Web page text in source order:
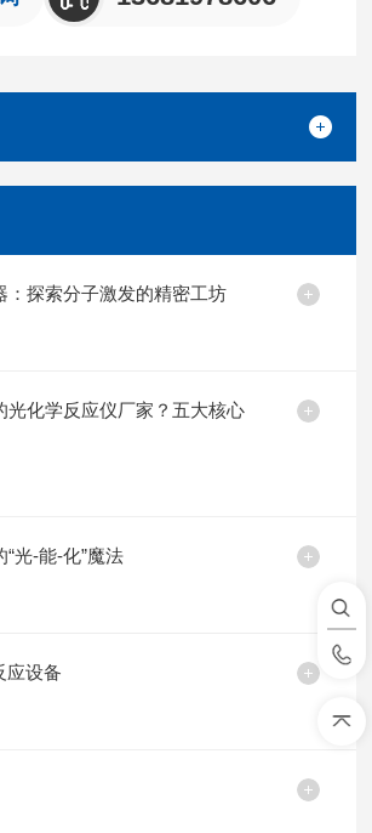
：探索分子激发的精密工坊
光化学反应仪厂家？五大核心
光-能-化”魔法
应设备